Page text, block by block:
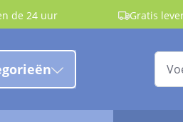
de 24 uur Gratis